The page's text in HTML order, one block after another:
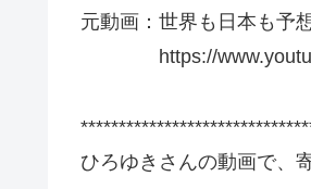
元動画：世界も日本も予
https://
ひろゆきさんの動画で、